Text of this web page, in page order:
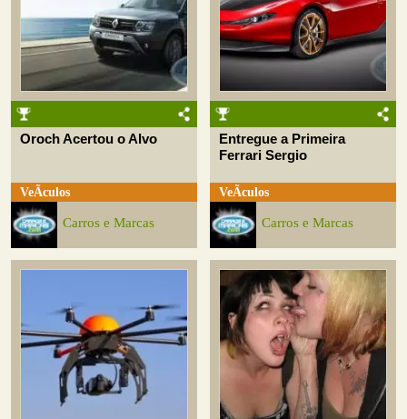
Oroch Acertou o Alvo
VeÃ­culos
Carros e Marcas
Entregue a Primeira
Ferrari Sergio
VeÃ­culos
Carros e Marcas